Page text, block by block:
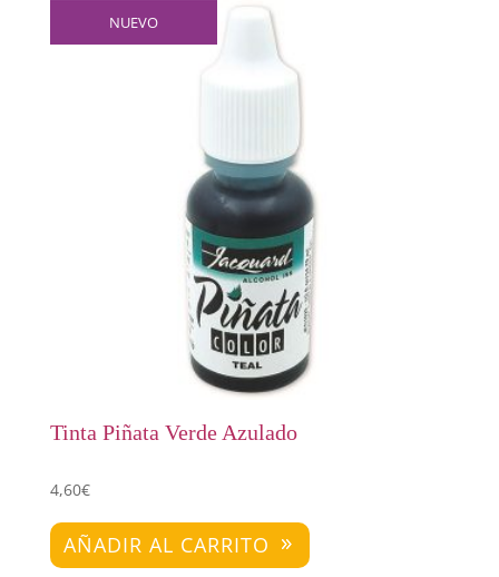
NUEVO
Tinta Piñata Verde Azulado
4,60€
AÑADIR AL CARRITO